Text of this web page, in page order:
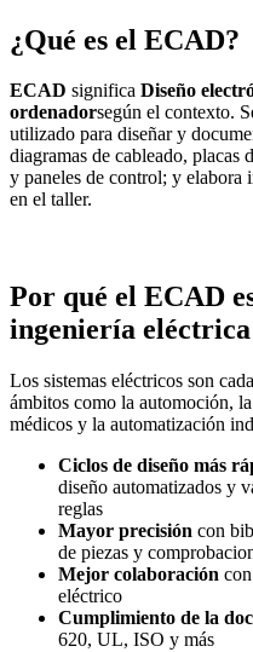
¿Qué es el ECAD?
ECAD significa Diseño
ordenadorsegún el contexto.
utilizado para diseñar y
diagramas de cableado, placas
y paneles de control; y elabora
en el taller.
Por qué el ECAD
ingeniería eléctrica
Los sistemas eléctricos son
ámbitos como la automoción,
médicos y la automatización
Ciclos de diseño más
diseño automatizados y
reglas
Mayor precisión con
de piezas y
Mejor colaboración
eléctrico
Cumplimiento de la
620, UL, ISO y más